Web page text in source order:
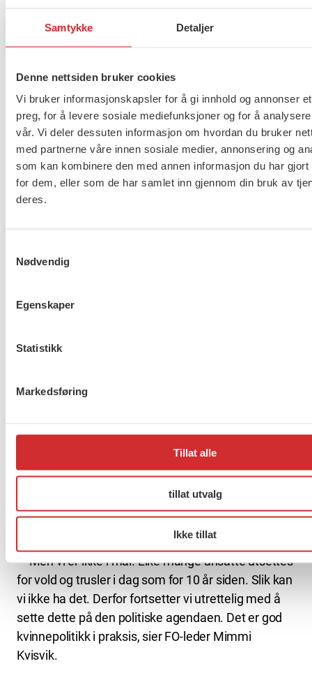
Samtykke Detaljer
Denne nettsiden bruker cookies
Vi bruker informasjonskapsler for å gi innhold og annonser
preg, for å levere sosiale mediefunksjoner og for å
vår. Vi deler dessuten informasjon om hvordan du bruker
med partnerne våre innen sosiale medier, annonsering og
som kan kombinere den med annen informasjon du har gjort
for dem, eller som de har samlet inn gjennom din bruk av
deres.
Nødvendig
Egenskaper
Statistikk
Markedsføring
Tillat alle
tillat utvalg
Ikke tillat
relasjoner.
samfunnsproblem, ikke en individuell skam. Og
politikken som føres må gjenspeile dette, sier FO-
leder Mimmi Kvisvik.
FO jobber for å forebygge vold og trusler
på arbeidsplassen
befolkning 6,6 prosent. Dette er et enormt stort
men det er også en stor kvinnepolitisk utfordring,
er kvinnedominerte. Årets tema for verdensdagen
sosialarbeiderne som har blitt drept på jobb de siste
FO har jobbet mye og lenge med å sette vold,
trusler og netthets mot ansatte på den politiske
agendaen. Endringene vi fikk inn i
arbeidsmiljøforskriften i 2017 gjør at ansatte er
bedre beskyttet mot vold og trusler på
— Men vi er ikke i mål. Like mange ansatte utsettes
for vold og trusler i dag som for 10 år siden. Slik kan
vi ikke ha det. Derfor fortsetter vi utrettelig med å
sette dette på den politiske agendaen. Det er god
kvinnepolitikk i praksis, sier FO-leder Mimmi
Kvisvik.